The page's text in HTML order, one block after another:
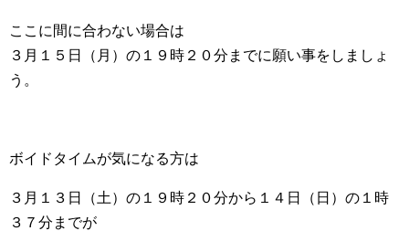
ここに間に合わない場合は
３月１５日（月）の１９時２０分までに願い事をしましょ
う。
ボイドタイムが気になる方は
３月１３日（土）の１９時２０分から１４日（日）の１時
３７分までが